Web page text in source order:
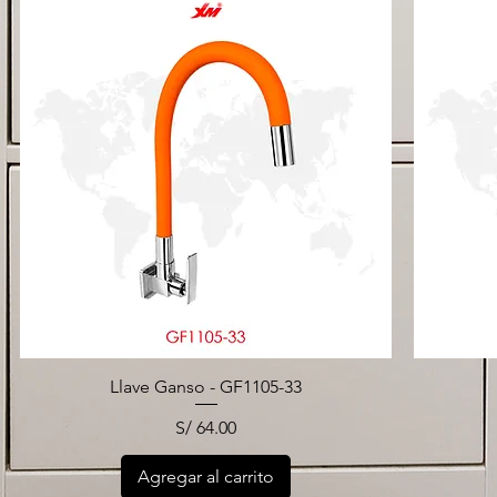
Llave Ganso - GF1105-33
Precio
S/ 64.00
Agregar al carrito